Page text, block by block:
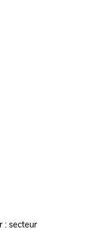
: secteur